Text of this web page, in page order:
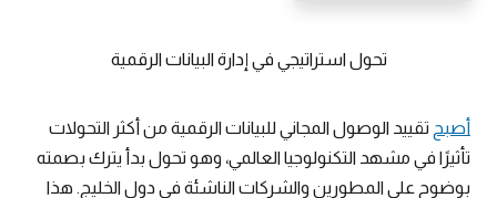
تحول استراتيجي في إدارة البيانات الرقمية
أصبح تقييد الوصول المجاني للبيانات الرقمية من أكثر التحولات
تأثيرًا في مشهد التكنولوجيا العالمي، وهو تحول بدأ يترك بصمته
بوضوح على المطورين والشركات الناشئة في دول الخليج. هذا